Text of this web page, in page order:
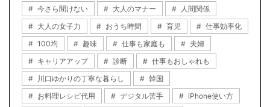
今さら聞けない 大人のマナー
人間関係
大人の女子力
おうち時間 育児
仕事効率化
100均
趣味 仕事も家庭も
夫婦
キャリアアップ
診断
仕事もおしゃれも
川口ゆかりの丁寧な暮らし
韓国
お料理レシピ代用
デジタル苦手 iPhone使い方